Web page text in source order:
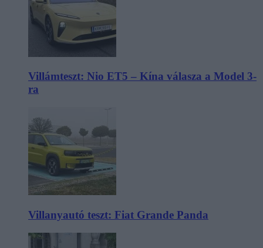
Villámteszt: Nio ET5 – Kína válasza a Model 3-
ra
Villanyautó teszt: Fiat Grande Panda